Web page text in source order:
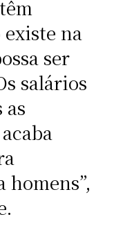
na
ser
salários
as
homens”,